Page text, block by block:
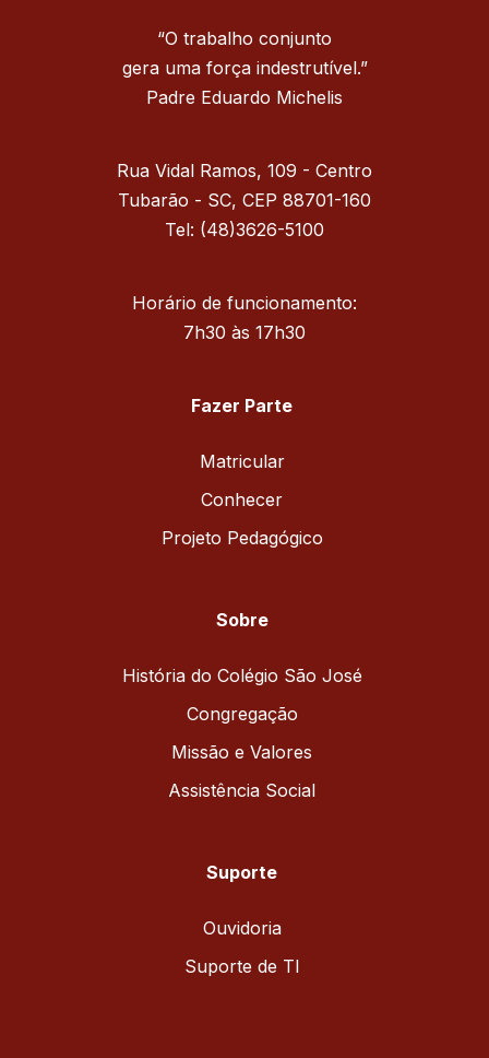
“O trabalho conjunto
gera uma força indestrutível.”
Padre Eduardo Michelis
Rua Vidal Ramos, 109 - Centro
Tubarão - SC, CEP 88701-160
Tel: (48)3626-5100
Horário de funcionamento:
7h30 às 17h30
Fazer Parte
Matricular
Conhecer
Projeto Pedagógico
Sobre
História do Colégio São José
Congregação
Missão e Valores
Assistência Social
Suporte
Ouvidoria
Suporte de TI